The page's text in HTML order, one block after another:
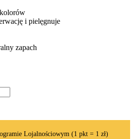
i pielęgnuje
zapach
Lojalnościowym (1 pkt = 1 zł)